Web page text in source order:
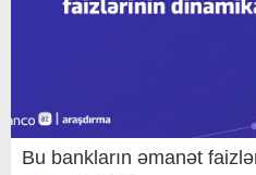
Bu bankların əmanət